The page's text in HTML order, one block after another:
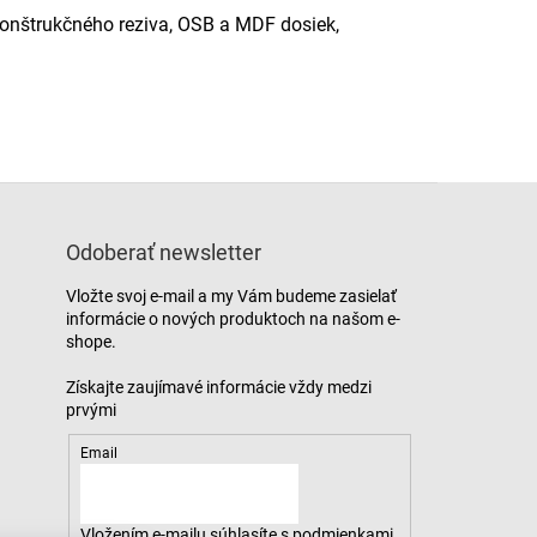
reziva, OSB a MDF dosiek,
Odoberať newsletter
Vložte svoj e-mail a my Vám budeme zasielať
informácie o nových produktoch na našom e-
shope.
Email